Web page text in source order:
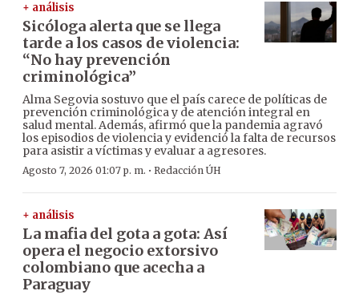
+ análisis
Sicóloga alerta que se llega
tarde a los casos de violencia:
“No hay prevención
criminológica”
Alma Segovia sostuvo que el país carece de políticas de
prevención criminológica y de atención integral en
salud mental. Además, afirmó que la pandemia agravó
los episodios de violencia y evidenció la falta de recursos
para asistir a víctimas y evaluar a agresores.
Agosto 7, 2026 01:07 p. m. · Redacción ÚH
+ análisis
La mafia del gota a gota: Así
opera el negocio extorsivo
colombiano que acecha a
Paraguay